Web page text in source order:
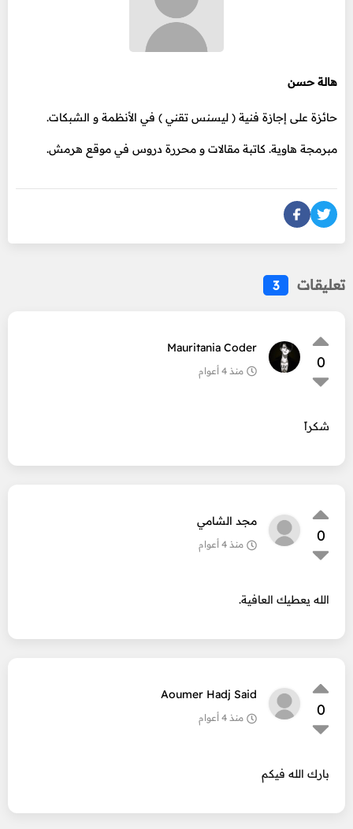
هالة حسن
حائزة على إجازة فنية ( ليسنس تقني ) في الأنظمة و الشبكات.
مبرمجة هاوية. كاتبة مقالات و محررة دروس في موقع هرمش.
تعليقات 3
0
Mauritania Coder
منذ 4 أعوام
شكراً
0
مجد الشامي
منذ 4 أعوام
الله يعطيك العافية.
0
Aoumer Hadj Said
منذ 4 أعوام
بارك الله فيكم